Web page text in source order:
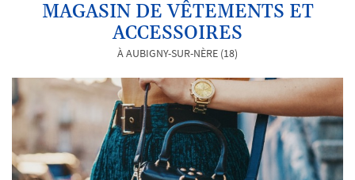
MAGASIN DE VÊTEMENTS ET
ACCESSOIRES
À AUBIGNY-SUR-NÈRE (18)